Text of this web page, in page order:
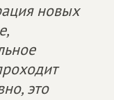
новых
это